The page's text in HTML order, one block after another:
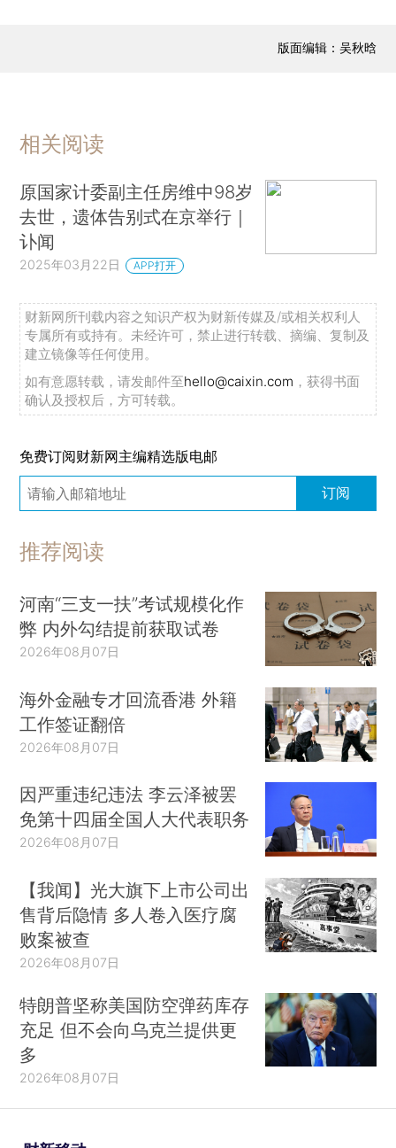
版面编辑：吴秋晗
相关阅读
原国家计委副主任房维中98岁
去世，遗体告别式在京举行｜
讣闻
2025年03月22日 APP打开
财新网所刊载内容之知识产权为财新传媒及/或相关权利人
专属所有或持有。未经许可，禁止进行转载、摘编、复制及
建立镜像等任何使用。
如有意愿转载，请发邮件至hello@caixin.com ，获得书面
确认及授权后，方可转载。
免费订阅财新网主编精选版电邮
订阅
推荐阅读
河南“三支一扶”考试规模化作
弊 内外勾结提前获取试卷
2026年08月07日
海外金融专才回流香港 外籍
工作签证翻倍
2026年08月07日
因严重违纪违法 李云泽被罢
免第十四届全国人大代表职务
2026年08月07日
【我闻】光大旗下上市公司出
售背后隐情 多人卷入医疗腐
败案被查
2026年08月07日
特朗普坚称美国防空弹药库存
充足 但不会向乌克兰提供更
多
2026年08月07日